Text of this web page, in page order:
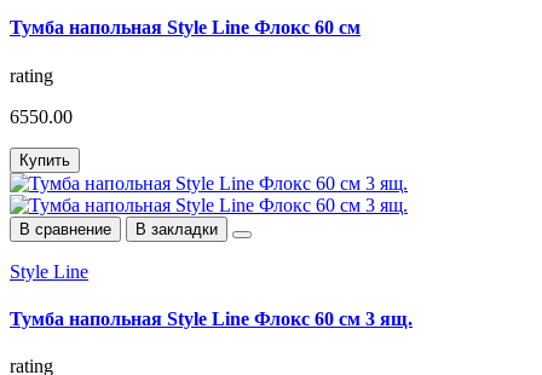
Тумба напольная Style Line Флокс 60 см
rating
6550.00
Купить
В сравнение В закладки
Style Line
Тумба напольная Style Line Флокс 60 см 3 ящ.
rating